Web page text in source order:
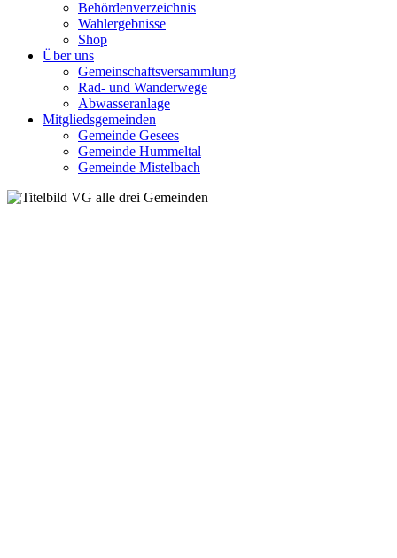
Behördenverzeichnis
Wahlergebnisse
Shop
Über uns
Gemeinschaftsversammlung
Rad- und Wanderwege
Abwasseranlage
Mitgliedsgemeinden
Gemeinde Gesees
Gemeinde Hummeltal
Gemeinde Mistelbach